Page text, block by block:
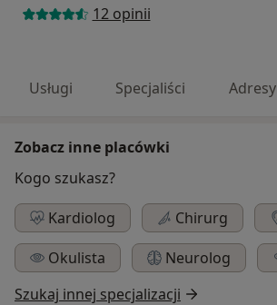
12 opinii
Usługi Specjaliści Adresy
Zobacz inne placówki
Kogo szukasz?
Kardiolog
Chirurg
Okulista
Neurolog
Szukaj innej specjalizacji